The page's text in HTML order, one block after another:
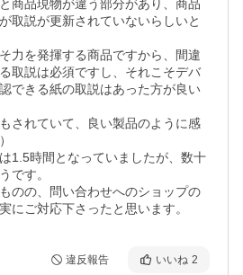
商品現物が違う部分があり、商品
取説が更新されていないらしいと
力を発揮する商品ですから、間違
取説は必須ですし、それこそデバ
できる紙の取説はあった方が良い
されていて、良い製品のように感
1.5時間となっていましたが、数十
です。
のの、問い合わせへのショップの
にご対応下さったと思います。
違反報告 いいね 2